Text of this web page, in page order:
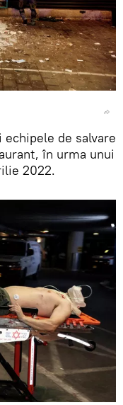
de salvare
în urma unui
2022.